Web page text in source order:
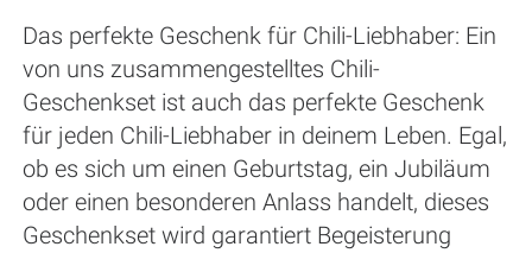
Das perfekte Geschenk für Chili-Liebhaber: Ein
von uns zusammengestelltes Chili-
Geschenkset ist auch das perfekte Geschenk
für jeden Chili-Liebhaber in deinem Leben. Egal,
ob es sich um einen Geburtstag, ein Jubiläum
oder einen besonderen Anlass handelt, dieses
Geschenkset wird garantiert Begeisterung